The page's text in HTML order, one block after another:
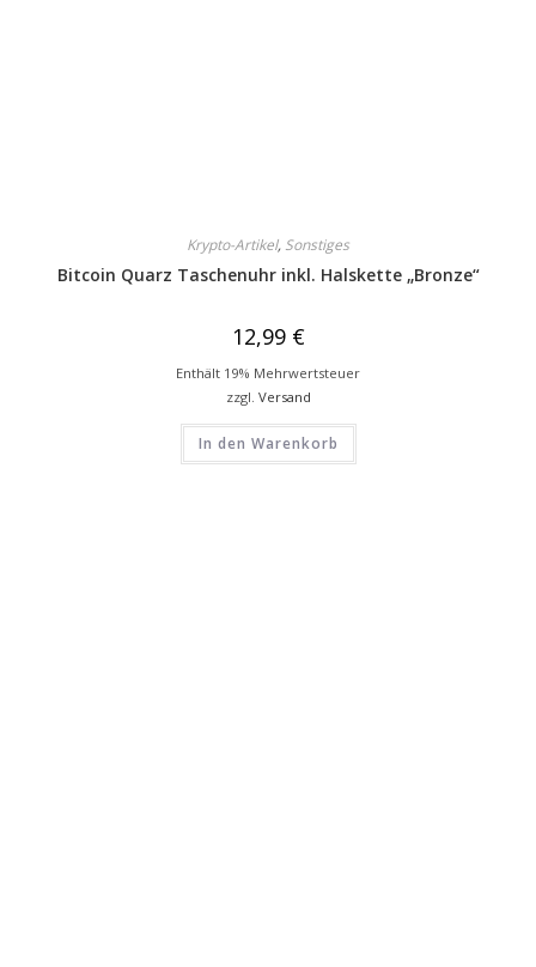
Krypto-Artikel, Sonstiges
Bitcoin Quarz Taschenuhr inkl. Halskette „Bronze“
12,99 €
Enthält 19% Mehrwertsteuer
zzgl. Versand
In den Warenkorb